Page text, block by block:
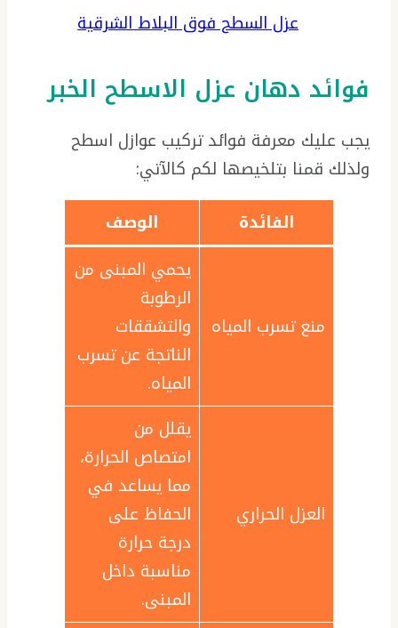
عزل السطح فوق البلاط الشرقية
فوائد دهان عزل الاسطح الخبر
يجب عليك معرفة فوائد تركيب عوازل اسطح
ولذلك قمنا بتلخيصها لكم كالآتي:
الفائدة
الوصف
منع تسرب المياه
يحمي المبنى من
الرطوبة
والتشققات
الناتجة عن تسرب
المياه.
العزل الحراري
يقلل من
امتصاص الحرارة،
مما يساعد في
الحفاظ على
درجة حرارة
مناسبة داخل
المبنى.